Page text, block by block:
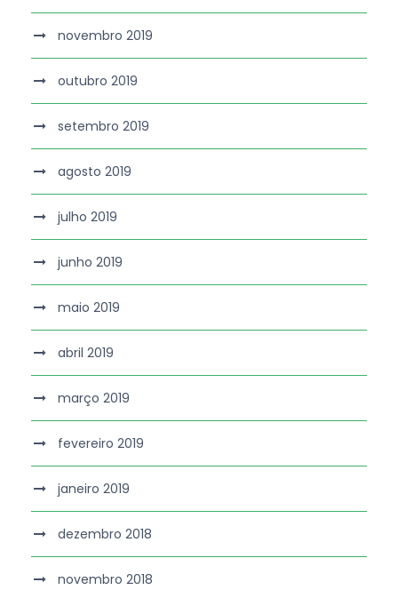
novembro 2019
outubro 2019
setembro 2019
agosto 2019
julho 2019
junho 2019
maio 2019
abril 2019
março 2019
fevereiro 2019
janeiro 2019
dezembro 2018
novembro 2018